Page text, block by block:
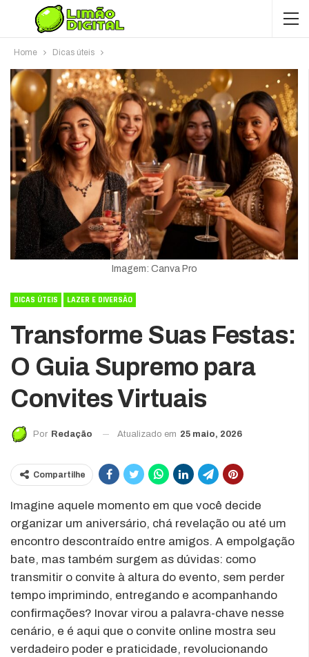
Home Dicas úteis
Imagem: Canva Pro
DICAS ÚTEIS LAZER E DIVERSÃO
Transforme Suas Festas:
O Guia Supremo para
Convites Virtuais
Por Redação Atualizado em 25 maio, 2026
Compartilhe
Imagine aquele momento em que você decide
organizar um aniversário, chá revelação ou até um
encontro descontraído entre amigos. A empolgação
bate, mas também surgem as dúvidas: como
transmitir o convite à altura do evento, sem perder
tempo imprimindo, entregando e acompanhando
confirmações? Inovar virou a palavra-chave nesse
cenário, e é aqui que o convite online mostra seu
verdadeiro poder e praticidade, revolucionando